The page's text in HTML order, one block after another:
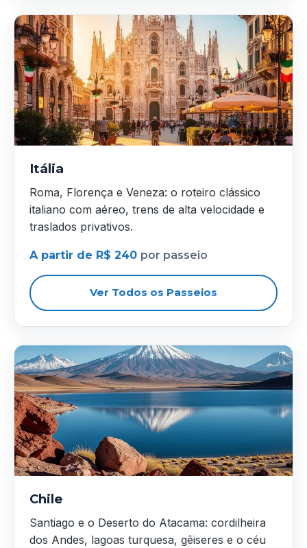
Itália
Roma, Florença e Veneza: o roteiro clássico
italiano com aéreo, trens de alta velocidade e
traslados privativos.
A partir de R$ 240 por passeio
Ver Todos os Passeios
Chile
Santiago e o Deserto do Atacama: cordilheira
dos Andes, lagoas turquesa, gêiseres e o céu